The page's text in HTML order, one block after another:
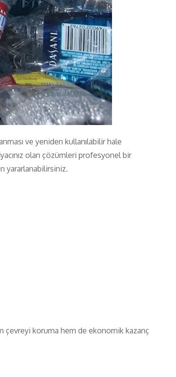
ve yeniden kullanılabilir hale
olan çözümleri profesyonel bir
yararlanabilirsiniz.
çevreyi koruma hem de ekonomik kazanç